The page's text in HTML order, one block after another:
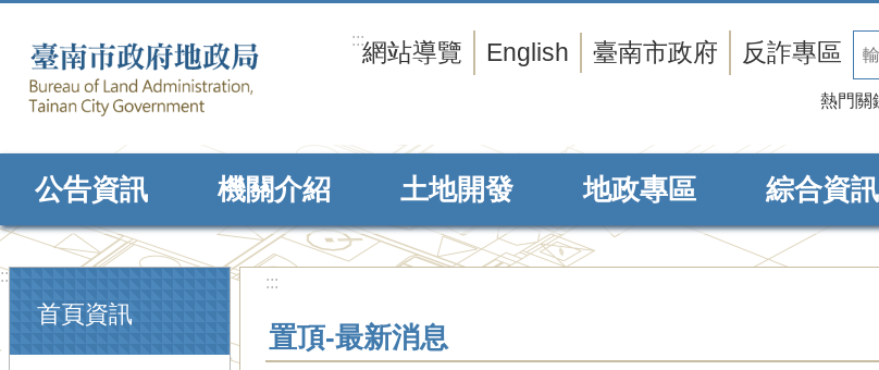
:::網站導覽 English 臺南市政府 反詐專區
熱門關
公告資訊 機關介紹 土地開發 地政專區 綜合資訊
:::
首頁資訊
:::
置頂-最新消息